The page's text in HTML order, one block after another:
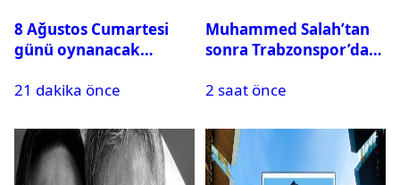
8 Ağustos Cumartesi
günü oynanacak
21 dakika önce
Muhammed Salah’tan
sonra Trabzonspor’dan
2 saat önce